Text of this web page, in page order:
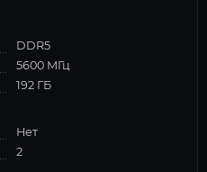
DDR5
5600 МГц
192 ГБ
Нет
2